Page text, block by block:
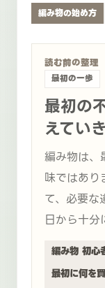
編み物の始め方
読む前の整理
最初の一歩
最初の
えてい
編み物は、
味ではあり
て、必要な
日から十分
編み物 初心
最初に何を